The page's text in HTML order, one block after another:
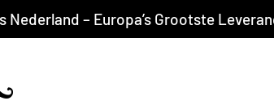
Nederland – Europa’s Grootste